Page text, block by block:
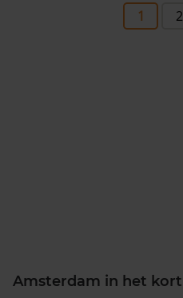
1 2
Amsterdam in het kort